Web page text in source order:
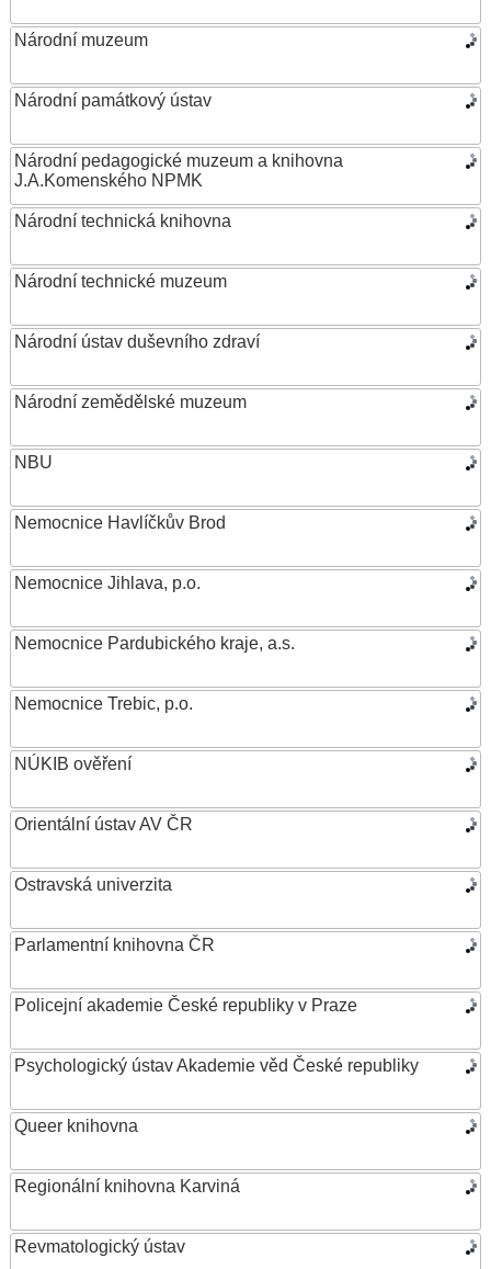
Národní muzeum
Národní památkový ústav
Národní pedagogické muzeum a knihovna
J.A.Komenského NPMK
Národní technická knihovna
Národní technické muzeum
Národní ústav duševního zdraví
Národní zemědělské muzeum
NBU
Nemocnice Havlíčkův Brod
Nemocnice Jihlava, p.o.
Nemocnice Pardubického kraje, a.s.
Nemocnice Trebic, p.o.
NÚKIB ověření
Orientální ústav AV ČR
Ostravská univerzita
Parlamentní knihovna ČR
Policejní akademie České republiky v Praze
Psychologický ústav Akademie věd České republiky
Queer knihovna
Regionální knihovna Karviná
Revmatologický ústav